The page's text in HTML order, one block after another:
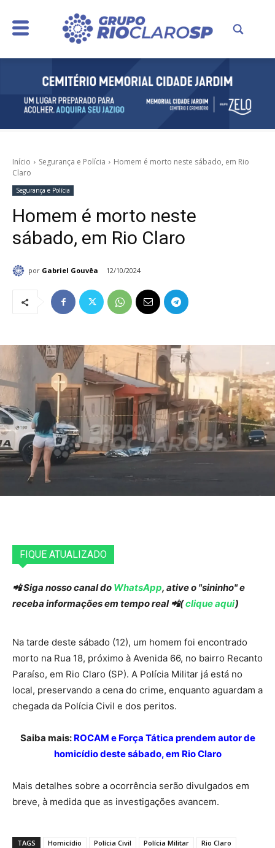
Início Segurança e Polícia
Homem é morto neste sábado, em Rio
Claro
Segurança e Polícia
Homem é morto neste
sábado, em Rio Claro
por Gabriel Gouvêa 12/10/2024
FIQUE ATUALIZADO
📲 Siga nosso canal do WhatsApp, ative o "sininho" e
receba informações em tempo real 📲(clique aqui)
Na tarde deste sábado (12), um homem foi encontrado
morto na Rua 18, próximo à Avenida 66, no bairro Recanto
Paraíso, em Rio Claro (SP). A Polícia Militar já está no
local, preservando a cena do crime, enquanto aguardam a
chegada da Polícia Civil e dos peritos.
Saiba mais: ROCAM e Força Tática prendem autor de
homicídio deste sábado, em Rio Claro
Mais detalhes sobre a ocorrência serão divulgados em
breve, à medida que as investigações avancem.
TAGS Homicídio Polícia Civil Polícia Militar Rio Claro